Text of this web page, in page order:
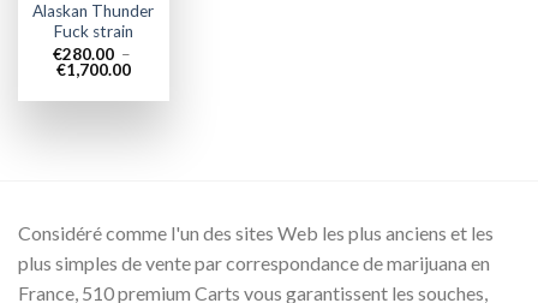
Alaskan Thunder
Fuck strain
€280.00 –
€1,700.00Plage
prix :
Considéré comme l'un des sites Web les plus anciens et les
plus simples de vente par correspondance de marijuana en
France, 510 premium Carts vous garantissent les souches,